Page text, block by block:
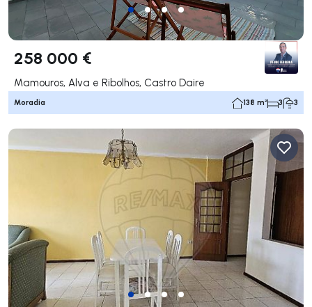
258 000 €
Mamouros, Alva e Ribolhos, Castro Daire
Moradia 138 m² 3 3